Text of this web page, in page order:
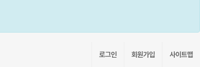
로그인 회원가입 사이트맵